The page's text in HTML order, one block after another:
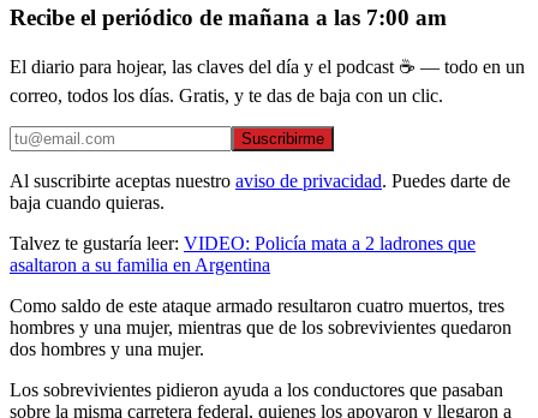
Recibe el periódico de mañana a las 7:00 am
El diario para hojear, las claves del día y el podcast ☕ — todo en un
correo, todos los días. Gratis, y te das de baja con un clic.
Suscribirme
Al suscribirte aceptas nuestro aviso de privacidad. Puedes darte de
baja cuando quieras.
Talvez te gustaría leer: VIDEO: Policía mata a 2 ladrones que
asaltaron a su familia en Argentina
Como saldo de este ataque armado resultaron cuatro muertos, tres
hombres y una mujer, mientras que de los sobrevivientes quedaron
dos hombres y una mujer.
Los sobrevivientes pidieron ayuda a los conductores que pasaban
sobre la misma carretera federal, quienes los apoyaron y llegaron a